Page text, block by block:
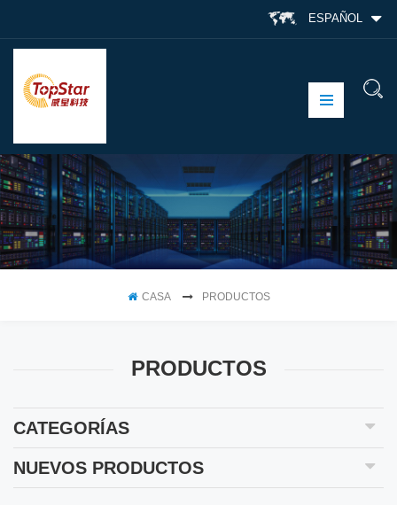
ESPAÑOL
CASA PRODUCTOS
PRODUCTOS
CATEGORÍAS
NUEVOS PRODUCTOS